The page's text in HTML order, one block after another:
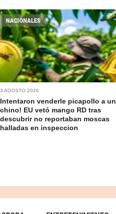
NACIONALES
3 AGOSTO 2026
Intentaron venderle picapollo a un
chino! EU vetó mango RD tras
descubrir no reportaban moscas
halladas en inspeccion